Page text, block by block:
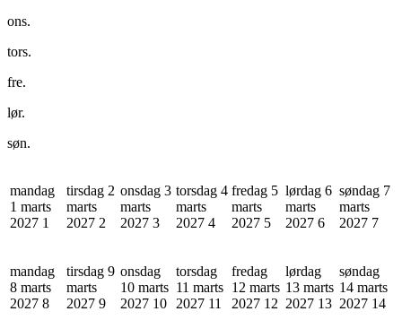
ons.
tors.
fre.
lør.
søn.
mandag
1 marts
2027 1
tirsdag 2
marts
2027 2
onsdag 3
marts
2027 3
torsdag 4
marts
2027 4
fredag 5
marts
2027 5
lørdag 6
marts
2027 6
søndag 7
marts
2027 7
mandag
8 marts
2027 8
tirsdag 9
marts
2027 9
onsdag
10 marts
2027 10
torsdag
11 marts
2027 11
fredag
12 marts
2027 12
lørdag
13 marts
2027 13
søndag
14 marts
2027 14